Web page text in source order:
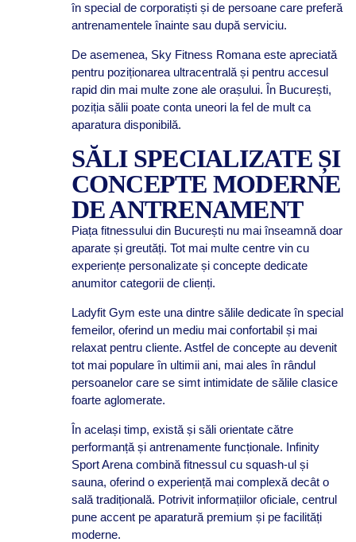
în special de corporatiști și de persoane care preferă
antrenamentele înainte sau după serviciu.
De asemenea, Sky Fitness Romana este apreciată
pentru poziționarea ultracentrală și pentru accesul
rapid din mai multe zone ale orașului. În București,
poziția sălii poate conta uneori la fel de mult ca
aparatura disponibilă.
SĂLI SPECIALIZATE ȘI
CONCEPTE MODERNE
DE ANTRENAMENT
Piața fitnessului din București nu mai înseamnă doar
aparate și greutăți. Tot mai multe centre vin cu
experiențe personalizate și concepte dedicate
anumitor categorii de clienți.
Ladyfit Gym este una dintre sălile dedicate în special
femeilor, oferind un mediu mai confortabil și mai
relaxat pentru cliente. Astfel de concepte au devenit
tot mai populare în ultimii ani, mai ales în rândul
persoanelor care se simt intimidate de sălile clasice
foarte aglomerate.
În același timp, există și săli orientate către
performanță și antrenamente funcționale. Infinity
Sport Arena combină fitnessul cu squash-ul și
sauna, oferind o experiență mai complexă decât o
sală tradițională. Potrivit informațiilor oficiale, centrul
pune accent pe aparatură premium și pe facilități
moderne.